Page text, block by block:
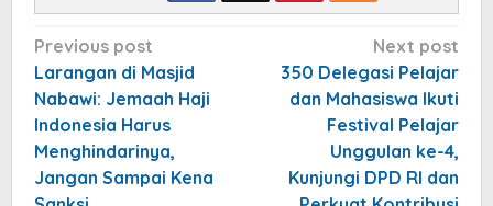
Post
navigation
Previous post
Larangan di Masjid
Nabawi: Jemaah Haji
Indonesia Harus
Menghindarinya,
Jangan Sampai Kena
Next post
350 Delegasi Pelajar
dan Mahasiswa Ikuti
Festival Pelajar
Unggulan ke-4,
Kunjungi DPD RI dan